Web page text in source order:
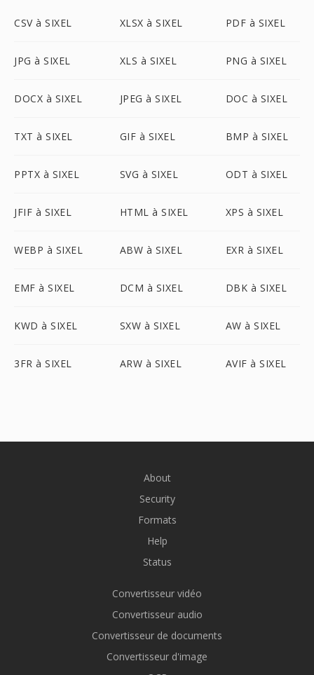
CSV à SIXEL XLSX à SIXEL PDF à SIXEL
JPG à SIXEL XLS à SIXEL PNG à SIXEL
DOCX à SIXEL JPEG à SIXEL DOC à SIXEL
TXT à SIXEL GIF à SIXEL BMP à SIXEL
PPTX à SIXEL SVG à SIXEL ODT à SIXEL
JFIF à SIXEL HTML à SIXEL XPS à SIXEL
WEBP à SIXEL ABW à SIXEL EXR à SIXEL
EMF à SIXEL DCM à SIXEL DBK à SIXEL
KWD à SIXEL SXW à SIXEL AW à SIXEL
3FR à SIXEL ARW à SIXEL AVIF à SIXEL
About
Security
Formats
Help
Status
Convertisseur vidéo
Convertisseur audio
Convertisseur de documents
Convertisseur d'image